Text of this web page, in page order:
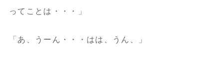
ってことは・・・」
「あ、うーん・・・はは、うん、」